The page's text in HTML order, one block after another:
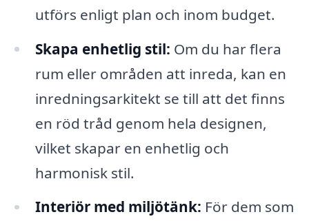
utförs enligt plan och inom budget.
Skapa enhetlig stil: Om du har flera
rum eller områden att inreda, kan en
inredningsarkitekt se till att det finns
en röd tråd genom hela designen,
vilket skapar en enhetlig och
harmonisk stil.
Interiör med miljötänk: För dem som